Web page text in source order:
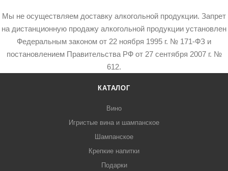
Мы не осуществляем доставку алкогольной продукции. Запрет
на дистанционную продажу алкогольной продукции установлен
Федеральным законом от 22 ноября 1995 г. № 171-ФЗ и
постановлением Правительства РФ от 27 сентября 2007 г. №
612.
КАТАЛОГ
Вино
Игристые вина и шампанское
Шампанское
Крепкие напитки
Подарки